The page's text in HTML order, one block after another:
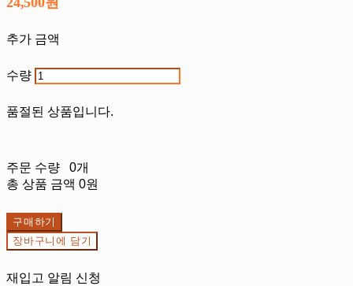
추가 금액
수량
품절된 상품입니다.
주문 수량
0개
총 상품 금액 0원
구매하기
장바구니에 담기
재입고 알림 신청